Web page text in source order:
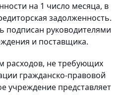
на 1 число месяца, в
задолженность.
подписан руководителями
и поставщика.
расходов, не требующих
гражданско-правовой
учреждение представляет